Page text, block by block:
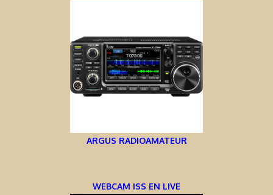
ARGUS RADIOAMATEUR
WEBCAM ISS EN LIVE